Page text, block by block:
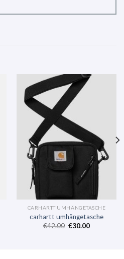
CARHARTT UMHÄNGETASCHE
carhartt umhängetasche
€42.00 €30.00